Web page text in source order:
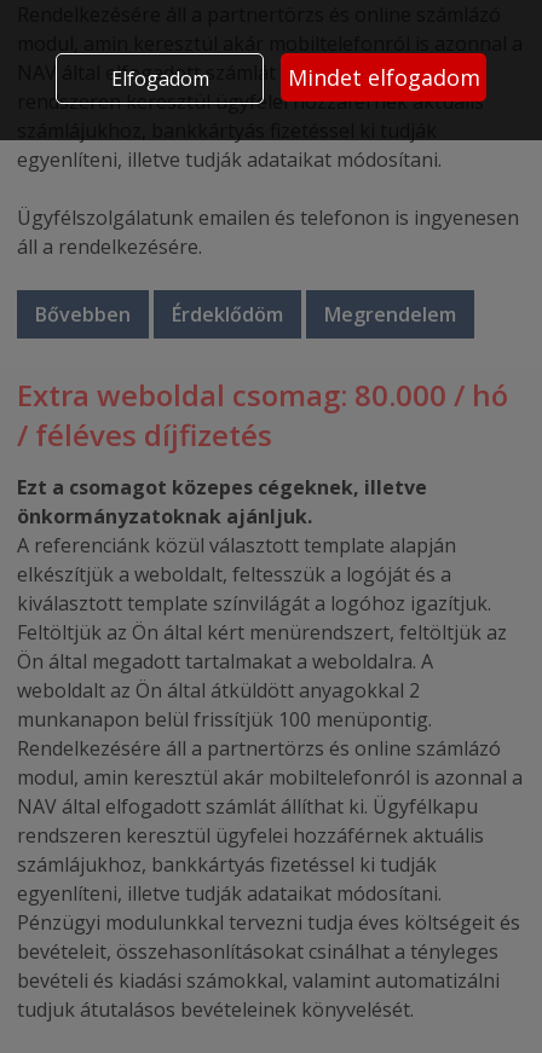
NAV által elfogadott számlát állíthat ki. Ügyfélkapu
rendszeren keresztül ügyfelei hozzáférnek aktuális
egyenlíteni, illetve tudják adataikat módosítani.
Ügyfélszolgálatunk emailen és telefonon is ingyenesen
áll a rendelkezésére.
Bővebben Érdeklődöm Megrendelem
Extra weboldal csomag: 80.000 / hó
/ féléves díjfizetés
Ezt a csomagot közepes cégeknek, illetve
önkormányzatoknak ajánljuk.
A referenciánk közül választott template alapján
elkészítjük a weboldalt, feltesszük a logóját és a
kiválasztott template színvilágát a logóhoz igazítjuk.
Feltöltjük az Ön által kért menürendszert, feltöltjük az
Ön által megadott tartalmakat a weboldalra. A
weboldalt az Ön által átküldött anyagokkal 2
munkanapon belül frissítjük 100 menüpontig.
Rendelkezésére áll a partnertörzs és online számlázó
modul, amin keresztül akár mobiltelefonról is azonnal a
NAV által elfogadott számlát állíthat ki. Ügyfélkapu
rendszeren keresztül ügyfelei hozzáférnek aktuális
számlájukhoz, bankkártyás fizetéssel ki tudják
egyenlíteni, illetve tudják adataikat módosítani.
Pénzügyi modulunkkal tervezni tudja éves költségeit és
bevételeit, összehasonlításokat csinálhat a tényleges
bevételi és kiadási számokkal, valamint automatizálni
tudjuk átutalásos bevételeinek könyvelését.
Elfogadom Mindet elfogadom